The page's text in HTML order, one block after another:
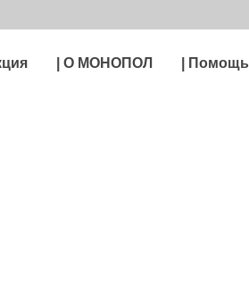
| О МОНОПОЛ | Помощь